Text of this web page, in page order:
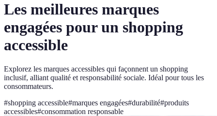
Les meilleures marques
engagées pour un shopping
accessible
Explorez les marques accessibles qui façonnent un shopping
inclusif, alliant qualité et responsabilité sociale. Idéal pour tous les
consommateurs.
#shopping accessible#marques engagées#durabilité#produits
accessibles#consommation responsable